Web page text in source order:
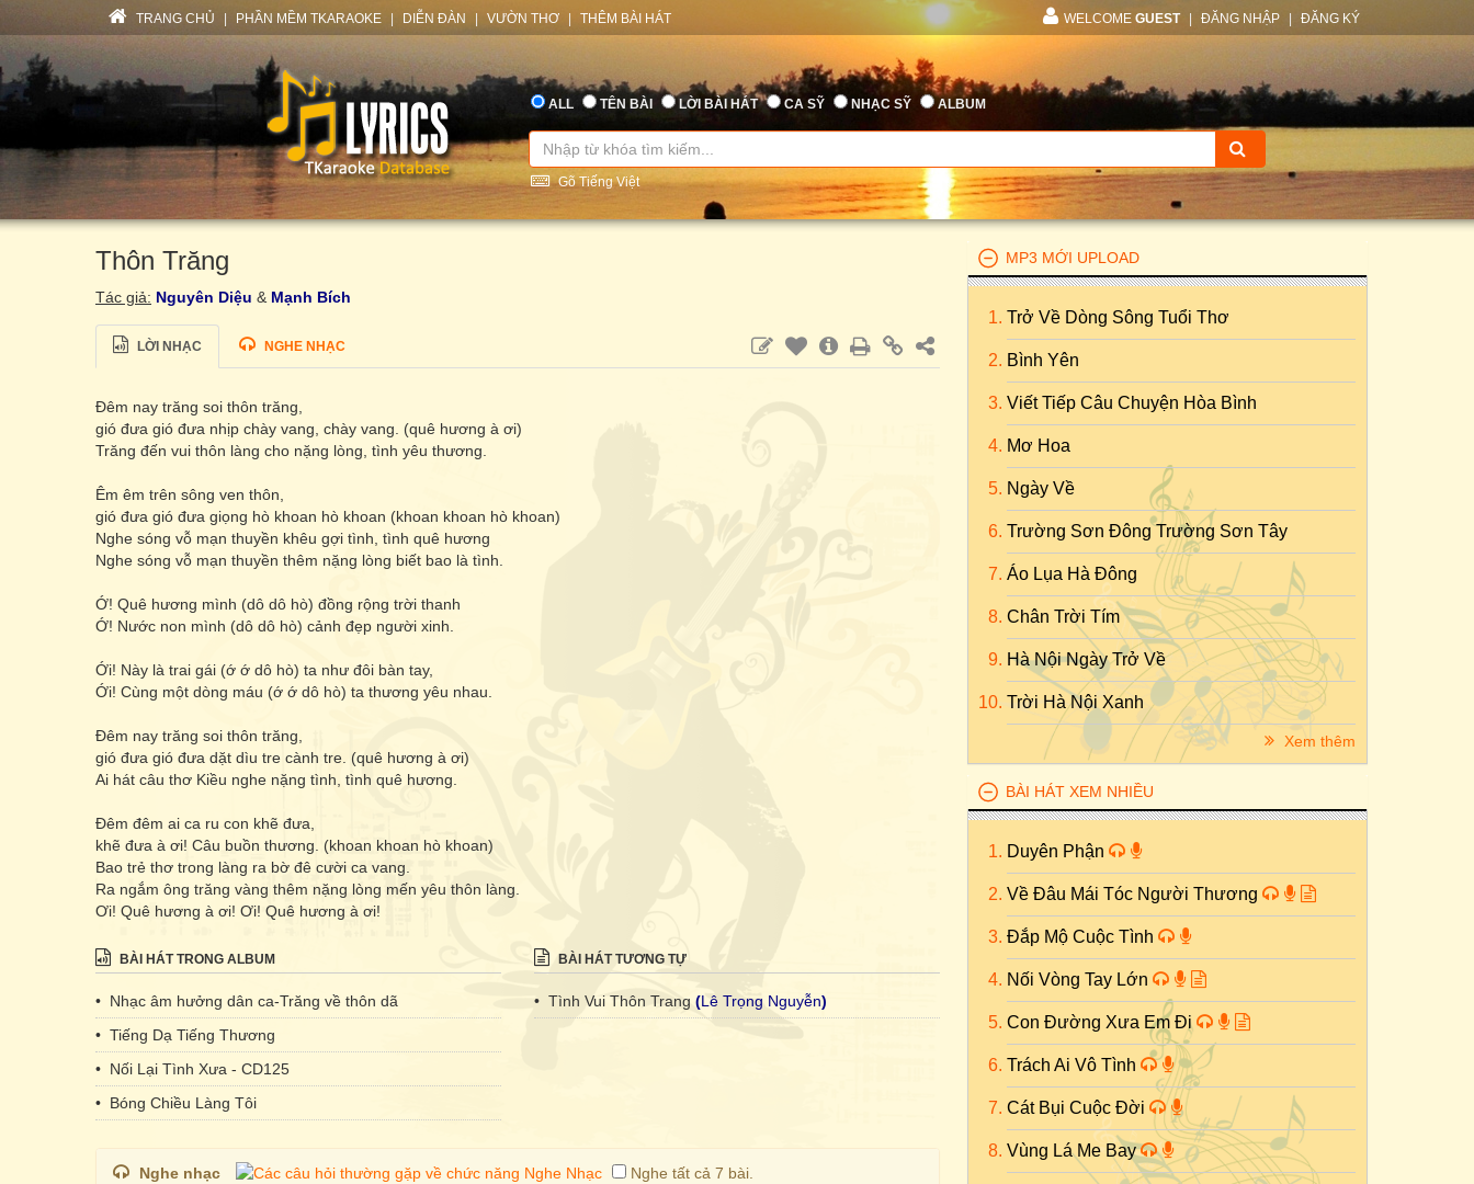
TRANG CHỦ PHẦN MỀM TKARAOKE DIỄN ĐÀN VƯỜN THƠ THÊM BÀI HÁT WELCOME GUEST ĐĂNG NHẬP ĐĂNG KÝ
ALL TÊN BÀI LỜI BÀI HÁT CA SỸ NHẠC SỸ ALBUM
Gõ Tiếng Việt
Thôn Trăng
Tác giả: Nguyên Diệu & Mạnh Bích
LỜI NHẠC NGHE NHẠC
Đêm nay trăng soi thôn trăng,
gió đưa gió đưa nhịp chày vang, chày vang. (quê hương à ơi)
Trăng đến vui thôn làng cho nặng lòng, tình yêu thương.
Êm êm trên sông ven thôn,
gió đưa gió đưa giọng hò khoan hò khoan (khoan khoan hò khoan)
Nghe sóng vỗ mạn thuyền khêu gợi tình, tình quê hương
Nghe sóng vỗ mạn thuyền thêm nặng lòng biết bao là tình.
Ớ! Quê hương mình (dô dô hò) đồng rộng trời thanh
Ớ! Nước non mình (dô dô hò) cảnh đẹp người xinh.
Ới! Này là trai gái (ớ ớ dô hò) ta như đôi bàn tay,
Ới! Cùng một dòng máu (ớ ớ dô hò) ta thương yêu nhau.
Đêm nay trăng soi thôn trăng,
gió đưa gió đưa dặt dìu tre cành tre. (quê hương à ơi)
Ai hát câu thơ Kiều nghe nặng tình, tình quê hương.
Đêm đêm ai ca ru con khẽ đưa,
khẽ đưa à ơi! Câu buồn thương. (khoan khoan hò khoan)
Bao trẻ thơ trong làng ra bờ đê cười ca vang.
Ra ngắm ông trăng vàng thêm nặng lòng mến yêu thôn làng.
Ơi! Quê hương à ơi! Ơi! Quê hương à ơi!
BÀI HÁT TRONG ALBUM
• Nhạc âm hưởng dân ca-Trăng về thôn dã
• Tiếng Dạ Tiếng Thương
• Nối Lại Tình Xưa - CD125
• Bóng Chiều Làng Tôi
BÀI HÁT TƯƠNG TỰ
• Tình Vui Thôn Trang (Lê Trọng Nguyễn)
Nghe nhạc Nghe tất cả 7 bài.
MP3 MỚI UPLOAD
Trở Về Dòng Sông Tuổi Thơ
Bình Yên
Viết Tiếp Câu Chuyện Hòa Bình
Mơ Hoa
Ngày Về
Trường Sơn Đông Trường Sơn Tây
Áo Lụa Hà Đông
Chân Trời Tím
Hà Nội Ngày Trở Về
Trời Hà Nội Xanh
Xem thêm
BÀI HÁT XEM NHIỀU
Duyên Phận
Về Đâu Mái Tóc Người Thương
Đắp Mộ Cuộc Tình
Nối Vòng Tay Lớn
Con Đường Xưa Em Đi
Trách Ai Vô Tình
Cát Bụi Cuộc Đời
Vùng Lá Me Bay